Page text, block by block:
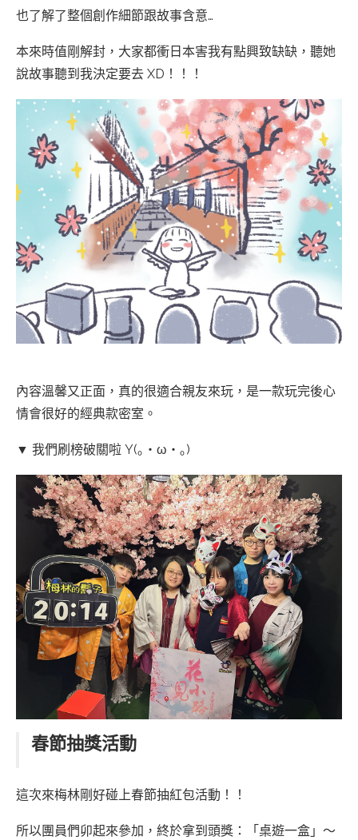
也了解了整個創作細節跟故事含意…
本來時值剛解封，大家都衝日本害我有點興致缺缺，聽她
說故事聽到我決定要去 XD！！！
內容溫馨又正面，真的很適合親友來玩，是一款玩完後心
情會很好的經典款密室。
▼ 我們刷榜破關啦 Y(｡・ω・｡)
春節抽獎活動
這次來梅林剛好碰上春節抽紅包活動！！
所以團員們卯起來參加，終於拿到頭獎：「桌遊一盒」～